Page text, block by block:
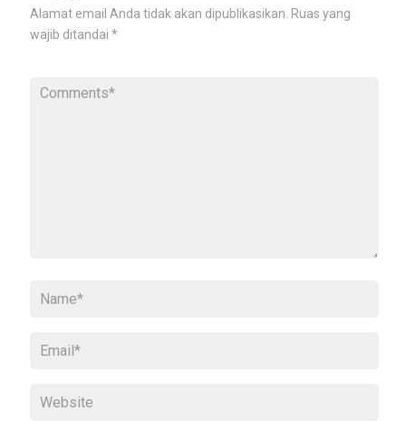
Alamat email Anda tidak akan dipublikasikan. Ruas yang
wajib ditandai *